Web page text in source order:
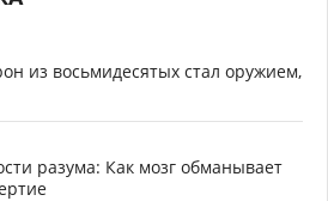
из восьмидесятых стал оружием,
разума: Как мозг обманывает